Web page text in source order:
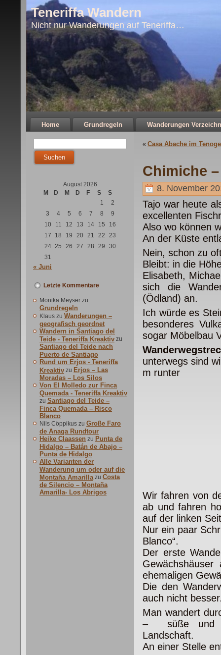
Teneriffa Wandern
Nicht nur Wanderungen auf Teneriffa…
Home Grundregeln Wanderungen
August 2026
M
D M D F S
S
1
2
3
4 5 6 7 8
9
10
11 12 13 14 15
16
17
18 19 20 21 22
23
24 25 26 27 28 29
30
31
« Juni
Letzte Kommentare
Monika Meyser zu
Grundregeln
Klaus zu Wanderungen –
geografisch geordnet
Wandern in Santiago del
Teide - Teneriffa Kreaktiv zu
Santiago del Teide nach
Puerto de Santiago
Rund um Erjos - Teneriffa
Kreaktiv zu Erjos – Las
Moradas – Los Silos
Von El Molledo zur Finca
Quemada - Teneriffa Kreaktiv
zu Santiago del Teide –
Finca Quemada – Risco
Blanco
Nils Cöppikus zu Große Faro
de Anaga Rundtour
Heike Claassen zu Punta de
Hidalgo – Batán de Abajo –
Punta de Hidalgo
Alle Varianten der
Wanderung um oder auf die
Montaña Amarilla zu Costa
de Silencio – Montaña
Amarilla- Los Abrigos
« Casa Abache im
Chimiche
8. November
Tajo war heute
excellenten
Also wo können
An der Küste
Nein, schon zu
Bleibt: in die
Elisabeth,
sich die
(Ödland) an.
Ich würde es
besonderes
sogar Möbelbau
unterwegs sind
m runter
Wir fahren von
ab und fahren
auf der linken
Nur ein paar
Blanco“.
Der erste
ehemaligen
Die den
auch nicht
Man wandert
– süße und
Landschaft.
An einer Stelle